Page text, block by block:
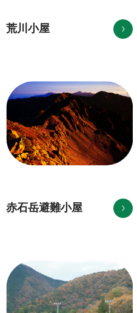
荒川小屋
赤石岳避難小屋